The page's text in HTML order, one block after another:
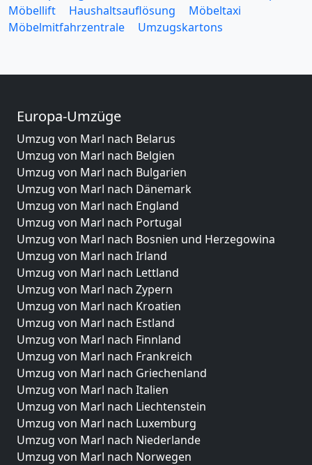
Möbellift
Haushaltsauflösung
Möbeltaxi
Möbelmitfahrzentrale
Umzugskartons
Europa-Umzüge
Umzug von Marl nach Belarus
Umzug von Marl nach Belgien
Umzug von Marl nach Bulgarien
Umzug von Marl nach Dänemark
Umzug von Marl nach England
Umzug von Marl nach Portugal
Umzug von Marl nach Bosnien und Herzegowina
Umzug von Marl nach Irland
Umzug von Marl nach Lettland
Umzug von Marl nach Zypern
Umzug von Marl nach Kroatien
Umzug von Marl nach Estland
Umzug von Marl nach Finnland
Umzug von Marl nach Frankreich
Umzug von Marl nach Griechenland
Umzug von Marl nach Italien
Umzug von Marl nach Liechtenstein
Umzug von Marl nach Luxemburg
Umzug von Marl nach Niederlande
Umzug von Marl nach Norwegen